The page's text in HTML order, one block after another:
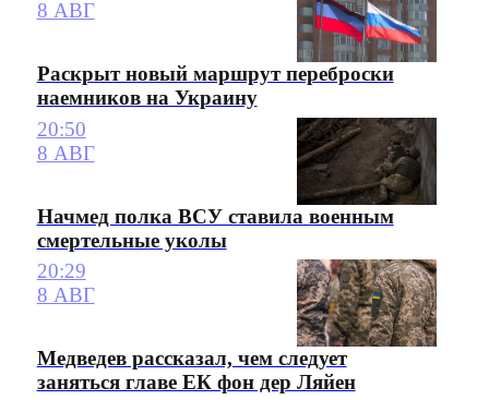
8 АВГ
Раскрыт новый маршрут переброски
наемников на Украину
20:50
8 АВГ
Начмед полка ВСУ ставила военным
смертельные уколы
20:29
8 АВГ
Медведев рассказал, чем следует
заняться главе ЕК фон дер Ляйен